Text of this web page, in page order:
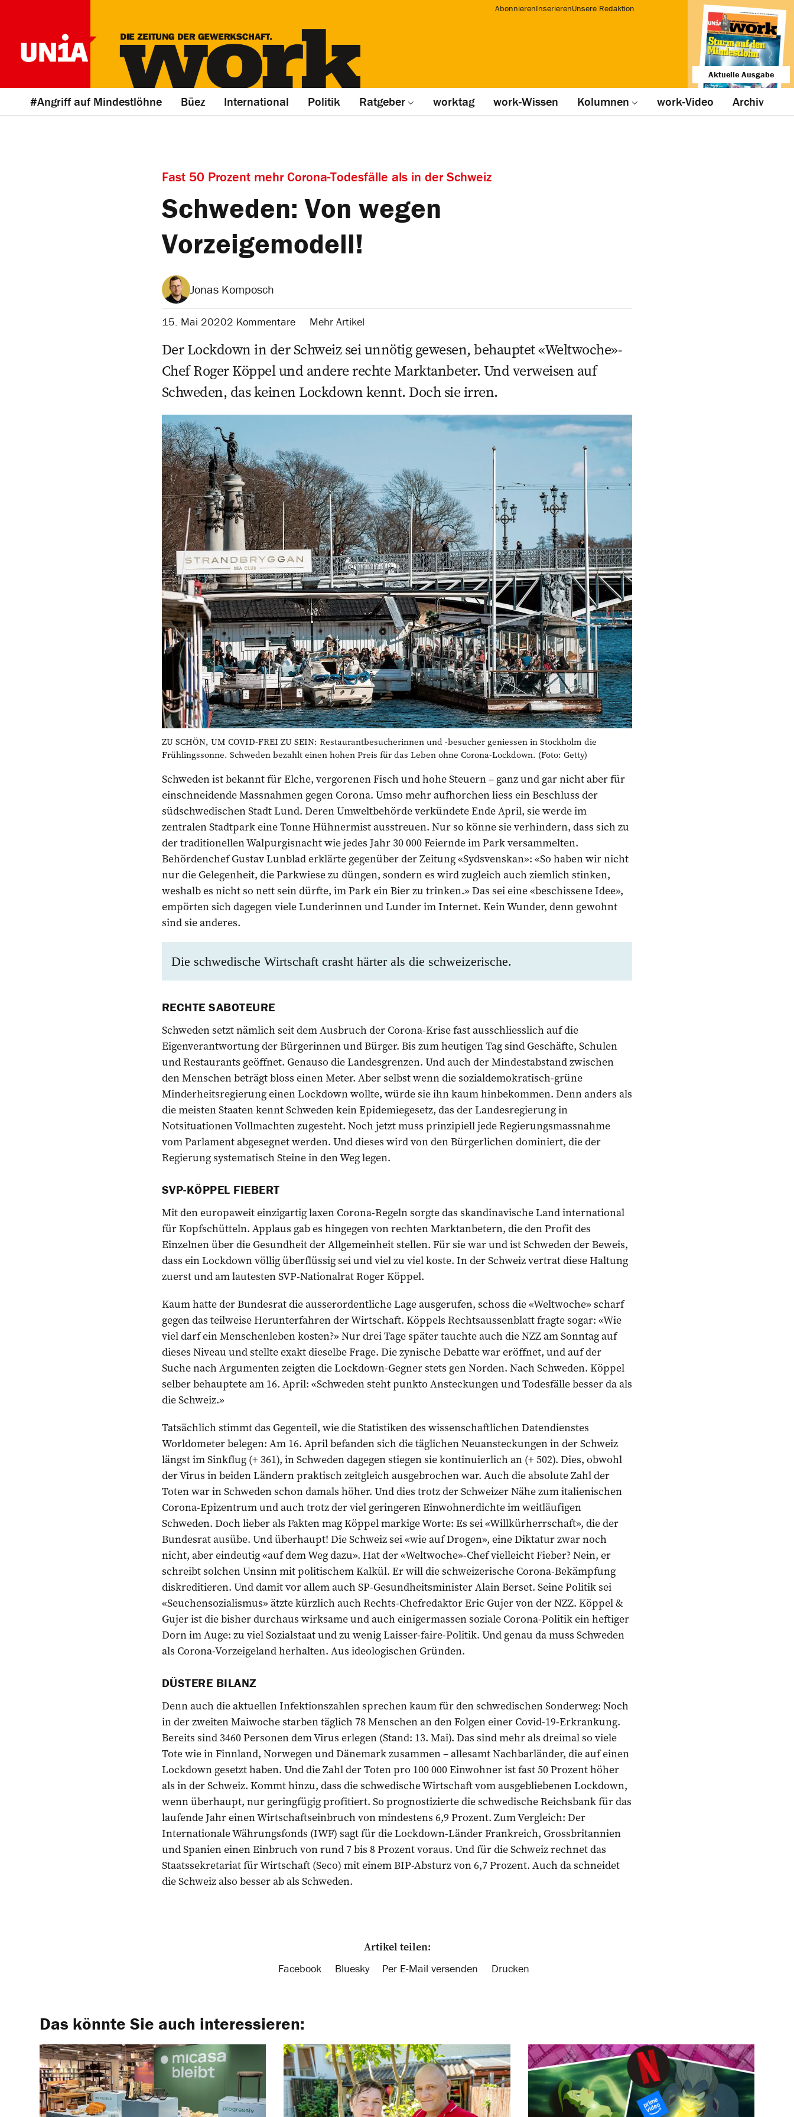
AbonnierenInserierenUnsere Redaktion
Aktuelle Ausgabe
#Angriff auf Mindestlöhne Büez International Politik Ratgeber worktag work-Wissen Kolumnen work-Video Archiv
Fast 50 Prozent mehr Corona-Todesfälle als in der Schweiz
Schweden: Von wegen
­Vorzeigemodell!
Jonas Komposch
15. Mai 20202 Kommentare Mehr Artikel
Der Lockdown in der Schweiz sei ­unnötig ­gewesen, behauptet ­«Weltwoche»-
Chef ­Roger Köppel und andere rechte Marktanbeter. Und ­verweisen auf
Schweden, das keinen Lockdown kennt. Doch sie irren.
ZU SCHÖN, UM COVID-FREI ZU SEIN: Restaurantbesucherinnen und -besucher geniessen in Stockholm die
Frühlingssonne. Schweden bezahlt einen hohen Preis für das Leben ohne Corona-Lockdown. (Foto: Getty)
Schweden ist bekannt für Elche, vergorenen Fisch und hohe Steuern – ganz und gar nicht aber für
einschneidende Massnahmen gegen Corona. Umso mehr aufhorchen liess ein Beschluss der
südschwedischen Stadt Lund. Deren Umweltbehörde verkündete Ende April, sie werde im
zentralen Stadtpark eine Tonne Hühnermist ausstreuen. Nur so könne sie verhindern, dass sich zu
der traditionellen Walpurgisnacht wie jedes Jahr 30 000 Feiernde im Park versammelten.
Behördenchef Gustav Lunblad erklärte gegenüber der Zeitung «Sydsvenskan»: «So haben wir nicht
nur die Gelegenheit, die Parkwiese zu düngen, sondern es wird zugleich auch ziemlich stinken,
weshalb es nicht so nett sein dürfte, im Park ein Bier zu trinken.» Das sei eine «beschissene Idee»,
empörten sich dagegen viele Lunderinnen und Lunder im Internet. Kein Wunder, denn gewohnt
sind sie anderes.
Die schwedische Wirtschaft crasht härter als die ­schweizerische.
RECHTE SABOTEURE
Schweden setzt nämlich seit dem Ausbruch der Corona-Krise fast ausschliesslich auf die
Eigenverantwortung der Bürgerinnen und Bürger. Bis zum heutigen Tag sind Geschäfte, Schulen
und Restaurants geöffnet. Genauso die Landesgrenzen. Und auch der Mindestabstand zwischen
den Menschen beträgt bloss einen Meter. Aber selbst wenn die sozialdemokratisch-grüne
Minderheitsregierung einen Lockdown wollte, würde sie ihn kaum hinbekommen. Denn anders als
die meisten Staaten kennt Schweden kein Epidemiegesetz, das der Landesregierung in
Notsituationen Vollmachten zu­gesteht. Noch jetzt muss prinzipiell jede ­Regierungsmassnahme
vom Parlament abgesegnet werden. Und dieses wird von den Bürgerlichen dominiert, die der
Regierung systematisch Steine in den Weg legen.
SVP-KÖPPEL FIEBERT
Mit den europaweit einzigartig laxen Corona-Regeln sorgte das skandinavische Land international
für Kopfschütteln. Applaus gab es hingegen von rechten Marktanbetern, die den Profit des
Einzelnen über die Gesundheit der Allgemeinheit stellen. Für sie war und ist Schweden der Beweis,
dass ein Lockdown völlig überflüssig sei und viel zu viel koste. In der Schweiz vertrat diese Haltung
zuerst und am lautesten SVP-Natio­nalrat Roger Köppel.
Kaum hatte der Bundesrat die ausserordentliche Lage ausgerufen, schoss die «Weltwoche» scharf
gegen das teilweise ­Herunterfahren der Wirtschaft. Köppels Rechtsaussenblatt fragte sogar: «Wie
viel darf ein Menschenleben kosten?» Nur drei Tage später tauchte auch die NZZ am Sonntag auf
dieses Niveau und stellte exakt dieselbe Frage. Die zynische Debatte war eröffnet, und auf der
Suche nach Argumenten zeigten die Lockdown-Gegner stets gen Norden. Nach Schweden. Köppel
selber behauptete am 16. April: «Schweden steht punkto Ansteckungen und Todesfälle besser da als
die Schweiz.»
Tatsächlich stimmt das Gegenteil, wie die Statistiken des wissenschaftlichen ­Datendienstes
Worldometer belegen: Am 16. April befanden sich die täglichen Neuansteckungen in der Schweiz
längst im Sinkflug (+ 361), in Schweden dagegen stiegen sie kontinuierlich an (+ 502). Dies, obwohl
der Virus in beiden Ländern praktisch zeitgleich ausgebrochen war. Auch die absolute Zahl der
Toten war in Schweden schon damals höher. Und dies trotz der Schweizer Nähe zum italienischen
Corona-Epizen­trum und auch trotz der viel geringeren Einwohnerdichte im weitläufigen
Schweden. Doch lieber als Fakten mag Köppel markige Worte: Es sei «Willkürherrschaft», die der
Bundesrat ausübe. Und überhaupt! Die Schweiz sei «wie auf Drogen», eine Diktatur zwar noch
nicht, aber eindeutig «auf dem Weg dazu». Hat der «Weltwoche»-Chef vielleicht Fieber? Nein, er
schreibt solchen Unsinn mit politischem Kalkül. Er will die schweizerische Corona-Bekämpfung
diskreditieren. Und damit vor allem auch SP-Gesundheitsminister Alain Berset. Seine Politik sei
«Seuchensozialismus» ätzte kürzlich auch Rechts-Chefredaktor Eric Gujer von der NZZ. Köppel &
Gujer ist die bisher durchaus wirksame und auch einigermassen so­ziale Corona-Politik ein heftiger
Dorn im Auge: zu viel Sozialstaat und zu wenig Laisser-faire-Politik. Und ­genau da muss Schweden
als Corona-Vorzeigeland herhalten. Aus ideologischen Gründen.
DÜSTERE BILANZ
Denn auch die aktuellen Infektionszahlen sprechen kaum für den schwedischen Sonderweg: Noch
in der zweiten Maiwoche starben täglich 78 Menschen an den Folgen einer Covid-19-Erkrankung.
Bereits sind 3460 Personen dem Virus erlegen (Stand: 13. Mai). Das sind mehr als dreimal so viele
Tote wie in Finnland, Norwegen und Dänemark zusammen – allesamt Nachbarländer, die auf einen
Lockdown gesetzt haben. Und die Zahl der Toten pro 100 000 Einwohner ist fast 50 Prozent höher
als in der Schweiz. Kommt hinzu, dass die schwedische Wirtschaft vom ausgebliebenen Lockdown,
wenn überhaupt, nur geringfügig profitiert. So prognostizierte die schwedische Reichsbank für das
laufende Jahr einen Wirtschaftseinbruch von mindestens 6,9 Prozent. Zum Vergleich: Der
Internationale Währungsfonds (IWF) sagt für die Lockdown-Länder Frankreich, Grossbritannien
und Spanien einen Einbruch von rund 7 bis 8 Prozent voraus. Und für die Schweiz rechnet das
Staatssekretariat für Wirtschaft (Seco) mit einem BIP-Absturz von 6,7 Prozent. Auch da schneidet
die Schweiz also besser ab als Schweden.
Artikel teilen:
Facebook Bluesky Per E-Mail versenden Drucken
Das könnte Sie auch interessieren: